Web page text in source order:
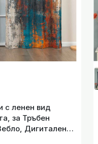
с ленен вид
за Тръбен
Дигитален
ленен вид „Сеул“ плюс